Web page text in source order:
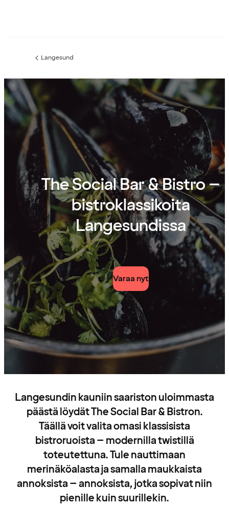
Edellinen
Langesund
The Social Bar & Bistro –
bistroklassikoita
Langesundissa
Varaa nyt
Langesundin kauniin saariston uloimmasta
päästä löydät The Social Bar & Bistron.
Täällä voit valita omasi klassisista
bistroruoista – modernilla twistillä
toteutettuna. Tule nauttimaan
merinäköalasta ja samalla maukkaista
annoksista – annoksista, jotka sopivat niin
pienille kuin suurillekin.